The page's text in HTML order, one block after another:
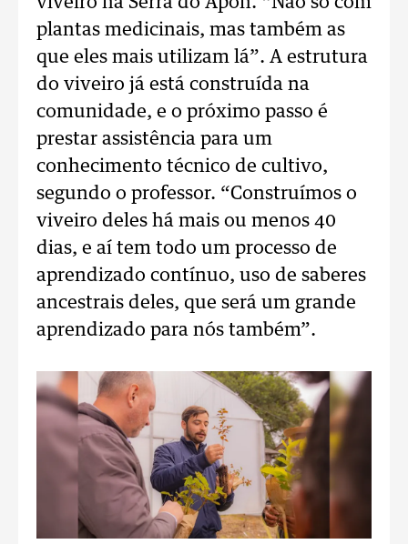
plantas medicinais, mas também as
que eles mais utilizam lá”. A estrutura
do viveiro já está construída na
comunidade, e o próximo passo é
prestar assistência para um
conhecimento técnico de cultivo,
segundo o professor. “Construímos o
viveiro deles há mais ou menos 40
dias, e aí tem todo um processo de
aprendizado contínuo, uso de saberes
ancestrais deles, que será um grande
aprendizado para nós também”.